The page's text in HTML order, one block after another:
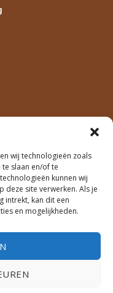
wij technologieën zoals
slaan en/of te
kunnen wij
deze site verwerken. Als je
intrekt, kan dit een
en mogelijkheden.